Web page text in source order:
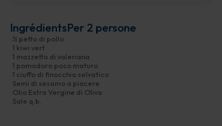
IngrédientsPer 2 persone
½ petto di pollo
1 kiwi vert
1 mazzetto di valeriana
1 pomodoro poco maturo
1 ciuffo di finocchio selvatico
Semi di sesamo a piacere
Olio Extra Vergine di Oliva
Sale q.b.